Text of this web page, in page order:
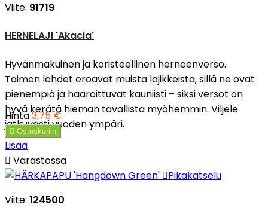
Viite: 91719
HERNELAJI 'Akacia'
Hyvänmakuinen ja koristeellinen herneenverso.
Taimen lehdet eroavat muista lajikkeista, sillä ne ovat
pienempiä ja haaroittuvat kauniisti – siksi versot on
hyvä kerätä hieman tavallista myöhemmin. Viljele
jatkuvasti vuoden ympäri.
Hinta3,75 €
 Ostoskoriin
Lisää
 Varastossa
Pikakatselu
Viite: 124500